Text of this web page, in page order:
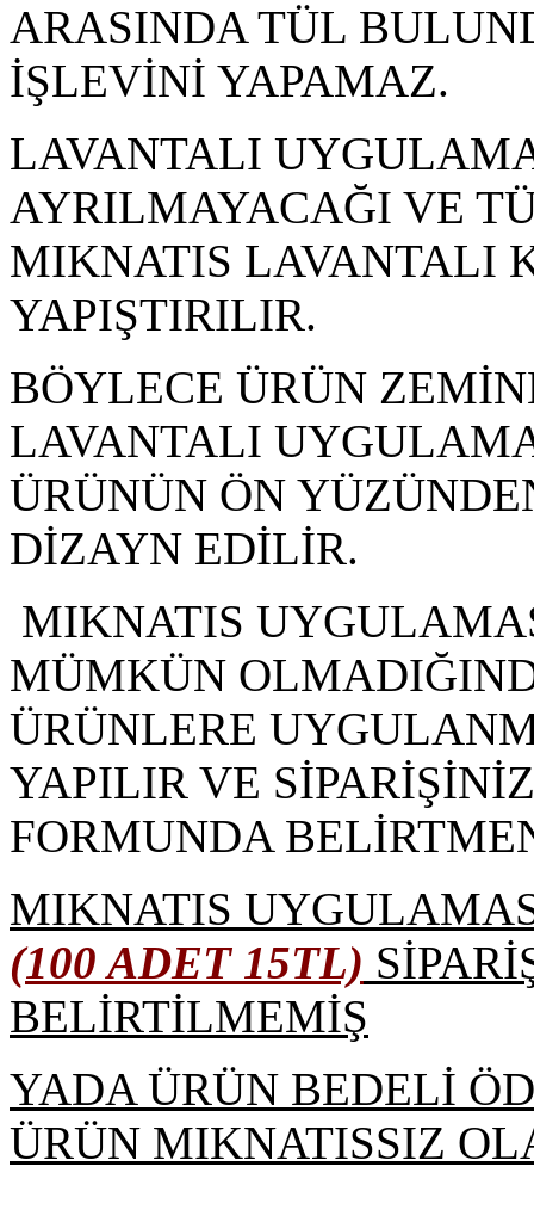
ARASINDA TÜL
İŞLEVİNİ YAPAMAZ.
LAVANTALI
AYRILMAYACAĞI VE
MIKNATIS LAVANTALI
YAPIŞTIRILIR.
BÖYLECE ÜRÜN
LAVANTALI
ÜRÜNÜN ÖN
DİZAYN EDİLİR.
MIKNATIS
MÜMKÜN
ÜRÜNLERE
YAPILIR VE
FORMUNDA
MIKNATIS
(100 ADET 15TL)
BELİRTİLMEMİŞ
YADA ÜRÜN BEDELİ
ÜRÜN MIKNATISSIZ